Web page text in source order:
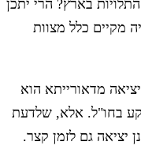
בארץ? הרי יתכן
מקיים כלל מצוות
מדאורייתא הוא
בחו"ל. אלא, שלדעת
יציאה גם לזמן קצר.